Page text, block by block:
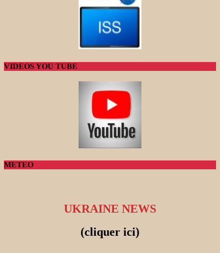
VIDEOS YOU TUBE
METEO
UKRAINE NEWS
(cliquer ici)